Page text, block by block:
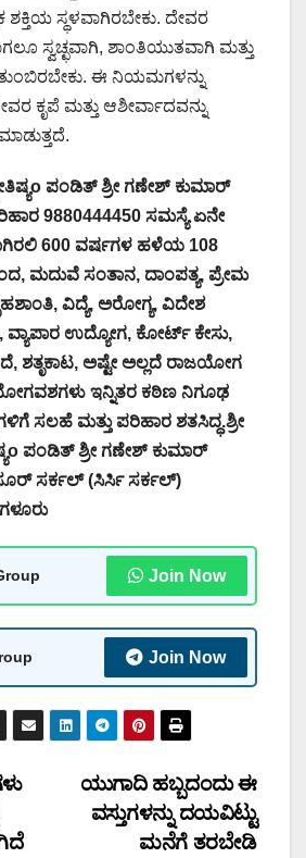
ಶಕ್ತಿಯ ಸ್ಥಳವಾಗಿರಬೇಕು. ದೇವರ
ಸ್ವಚ್ಛವಾಗಿ, ಶಾಂತಿಯುತವಾಗಿ ಮತ್ತು
ಈ ನಿಯಮಗಳನ್ನು
ಕೃಪೆ ಮತ್ತು ಆಶೀರ್ವಾದವನ್ನು
ಪಂಡಿತ್ ಶ್ರೀ ಗಣೇಶ್ ಕುಮಾರ್
9880444450 ಸಮಸ್ಯೆ ಏನೇ
600 ವರ್ಷಗಳ ಹಳೆಯ 108
ಮದುವೆ ಸಂತಾನ, ದಾಂಪತ್ಯ, ಪ್ರೇಮ
ವಿದ್ಯೆ, ಅರೋಗ್ಯ, ವಿದೇಶ
ವ್ಯಾಪಾರ ಉದ್ಯೋಗ, ಕೋರ್ಟ್ ಕೇಸು,
ಶತೃಕಾಟ, ಅಷ್ಟೇ ಅಲ್ಲದೆ ರಾಜಯೋಗ
ಇನ್ನಿತರ ಕಠಿಣ ನಿಗೂಢ
ಸಲಹೆ ಮತ್ತು ಪರಿಹಾರ ಶತಸಿದ್ಧ.ಶ್ರೀ
ಪಂಡಿತ್ ಶ್ರೀ ಗಣೇಶ್ ಕುಮಾರ್
ಸರ್ಕಲ್ (ಸಿರ್ಸಿ ಸರ್ಕಲ್)
Join Now
Join Now
ಯುಗಾದಿ ಹಬ್ಬದಂದು ಈ
ವಸ್ತುಗಳನ್ನು ದಯವಿಟ್ಟು
ಮನೆಗೆ ತರಬೇಡಿ